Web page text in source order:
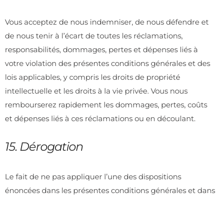
Vous acceptez de nous indemniser, de nous défendre et
de nous tenir à l’écart de toutes les réclamations,
responsabilités, dommages, pertes et dépenses liés à
votre violation des présentes conditions générales et des
lois applicables, y compris les droits de propriété
intellectuelle et les droits à la vie privée. Vous nous
rembourserez rapidement les dommages, pertes, coûts
et dépenses liés à ces réclamations ou en découlant.
15. Dérogation
Le fait de ne pas appliquer l’une des dispositions
énoncées dans les présentes conditions générales et dans